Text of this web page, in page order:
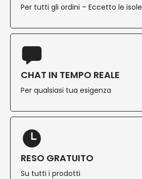
Per tutti gli ordini – Eccetto le isole
CHAT IN TEMPO REALE
Per qualsiasi tua esigenza
RESO GRATUITO
Su tutti i prodotti